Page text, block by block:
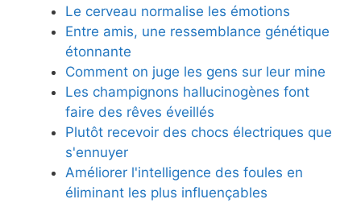
Le cerveau normalise les émotions
Entre amis, une ressemblance génétique
étonnante
Comment on juge les gens sur leur mine
Les champignons hallucinogènes font
faire des rêves éveillés
Plutôt recevoir des chocs électriques que
s'ennuyer
Améliorer l'intelligence des foules en
éliminant les plus influençables